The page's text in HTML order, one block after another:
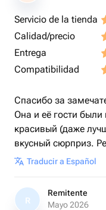
Servicio de la tienda
Calidad/precio
Entrega
Compatibilidad
Спасибо за
Она и её гости были
красивый (даже
вкусный сюрприз.
Traducir a Español
R
Remitente
Mayo 2026